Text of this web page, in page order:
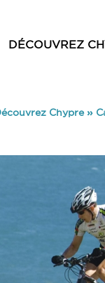
DÉCOUVREZ
Chypre»